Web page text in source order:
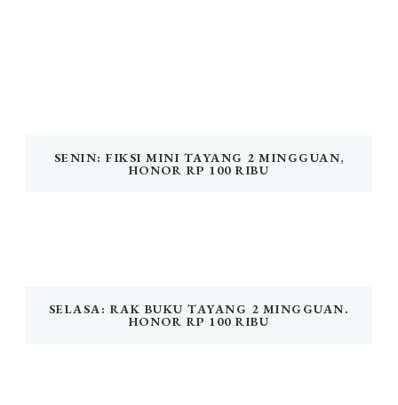
SENIN: FIKSI MINI TAYANG 2 MINGGUAN,
HONOR RP 100 RIBU
SELASA: RAK BUKU TAYANG 2 MINGGUAN.
HONOR RP 100 RIBU